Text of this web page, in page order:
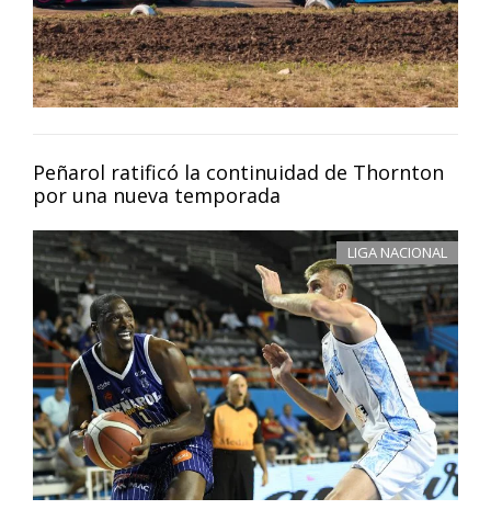
Peñarol ratificó la continuidad de Thornton
por una nueva temporada
LIGA NACIONAL